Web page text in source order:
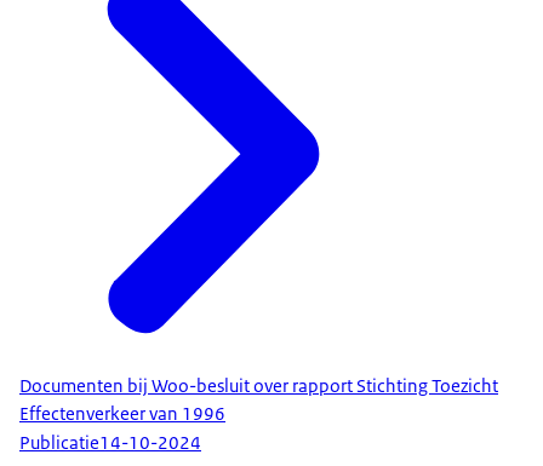
Documenten bij Woo-besluit over rapport Stichting Toezicht
Effectenverkeer van 1996
Publicatie14-10-2024